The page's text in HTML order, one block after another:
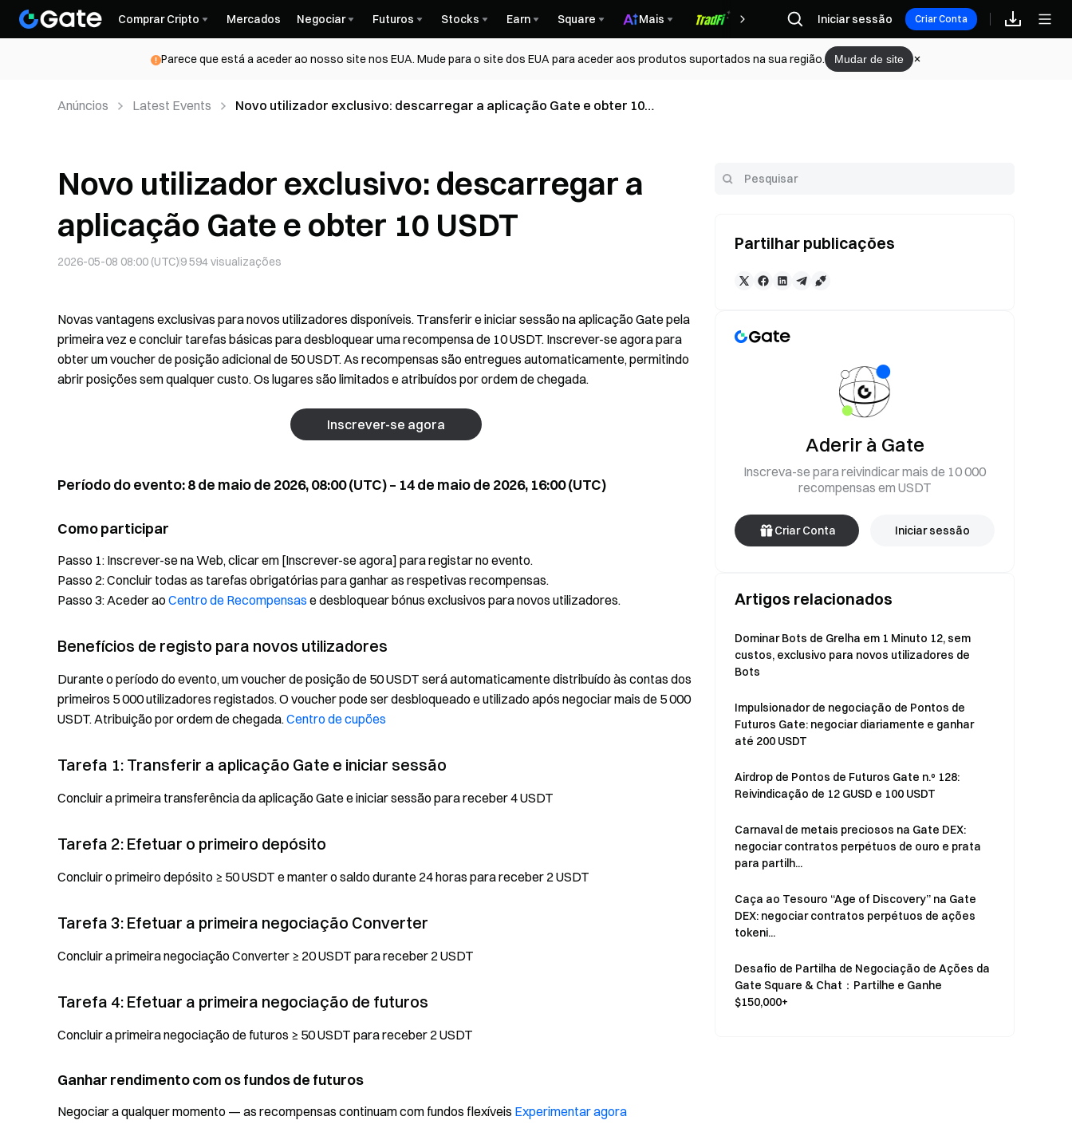
Comprar Cripto Mercados Negociar Futuros Stocks Earn Square Mais Recompensas
Iniciar sessão Criar Conta
Parece que está a aceder ao nosso site nos EUA. Mude para o site dos EUA para aceder aos produtos suportados na sua região. Mudar de site
Anúncios Latest Events
Novo utilizador exclusivo: descarregar a aplicação Gate e obter 10
Novo utilizador exclusivo: descarregar a
aplicação Gate e obter 10 USDT
2026-05-08 08:00 (UTC)9 594visualizações
Novas vantagens exclusivas para novos utilizadores disponíveis. Transferir e iniciar sessão na aplicação Gate pela
primeira vez e concluir tarefas básicas para desbloquear uma recompensa de 10 USDT. Inscrever-se agora para
obter um voucher de posição adicional de 50 USDT. As recompensas são entregues automaticamente, permitindo
abrir posições sem qualquer custo. Os lugares são limitados e atribuídos por ordem de chegada.
Inscrever-se agora
Período do evento: 8 de maio de 2026, 08:00 (UTC) – 14 de maio de 2026, 16:00 (UTC)
Como participar
Passo 1: Inscrever-se na Web, clicar em [Inscrever-se agora] para registar no evento.
Passo 2: Concluir todas as tarefas obrigatórias para ganhar as respetivas recompensas.
Passo 3: Aceder ao Centro de Recompensas e desbloquear bónus exclusivos para novos utilizadores.
Benefícios de registo para novos utilizadores
Durante o período do evento, um voucher de posição de 50 USDT será automaticamente distribuído às contas dos
primeiros 5 000 utilizadores registados. O voucher pode ser desbloqueado e utilizado após negociar mais de 5 000
USDT. Atribuição por ordem de chegada.Centro de cupões
Tarefa 1: Transferir a aplicação Gate e iniciar sessão
Concluir a primeira transferência da aplicação Gate e iniciar sessão para receber 4 USDT
Tarefa 2: Efetuar o primeiro depósito
Concluir o primeiro depósito ≥ 50 USDT e manter o saldo durante 24 horas para receber 2 USDT
Tarefa 3: Efetuar a primeira negociação Converter
Concluir a primeira negociação Converter ≥ 20 USDT para receber 2 USDT
Tarefa 4: Efetuar a primeira negociação de futuros
Concluir a primeira negociação de futuros ≥ 50 USDT para receber 2 USDT
Ganhar rendimento com os fundos de futuros
Negociar a qualquer momento — as recompensas continuam com fundos flexíveis Experimentar agora
Partilhar publicações
Aderir à Gate
Inscreva-se para reivindicar mais de 10 000
recompensas em USDT
Criar Conta Iniciar sessão
Artigos relacionados
Dominar Bots de Grelha em 1 Minuto 12, sem
custos, exclusivo para novos utilizadores de
Bots
Impulsionador de negociação de Pontos de
Futuros Gate: negociar diariamente e ganhar
até 200 USDT
Airdrop de Pontos de Futuros Gate n.º 128:
Reivindicação de 12 GUSD e 100 USDT
Carnaval de metais preciosos na Gate DEX:
negociar contratos perpétuos de ouro e prata
para partilh...
Caça ao Tesouro “Age of Discovery” na Gate
DEX: negociar contratos perpétuos de ações
tokeni...
Desafio de Partilha de Negociação de Ações da
Gate Square & Chat：Partilhe e Ganhe
$150,000+